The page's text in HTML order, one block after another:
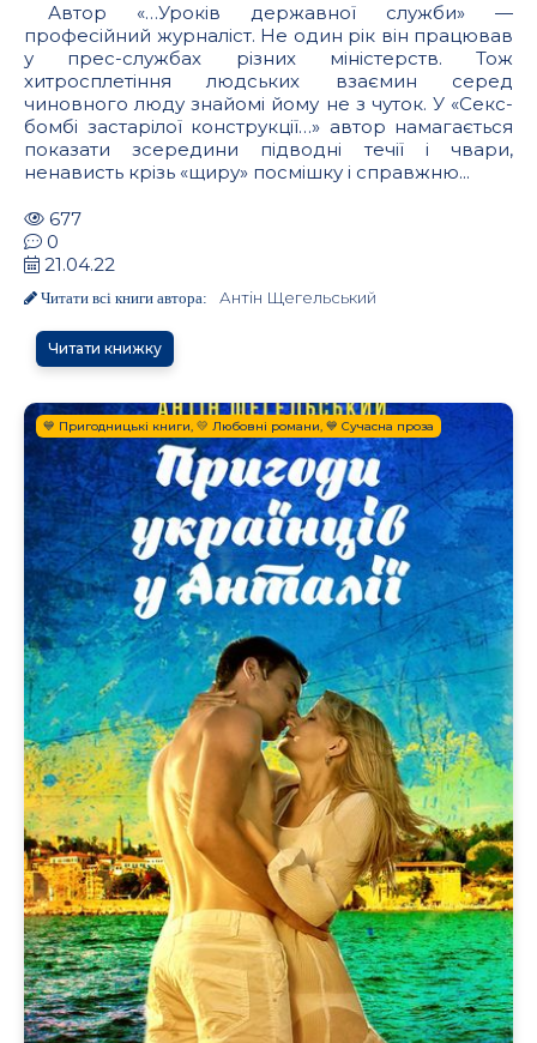
Автор «…Уроків державної служби» —
професійний журналіст. Не один рік він працював
у прес-службах різних міністерств. Тож
хитросплетіння людських взаємин серед
чиновного люду знайомі йому не з чуток. У «Секс-
бомбі застарілої конструкції…» автор намагається
показати зсередини підводні течії і чвари,
ненависть крізь «щиру» посмішку і справжню...
677
0
21.04.22
Читати всі книги автора: Антін Щегельський
Читати книжку
💙 Пригодницькі книги, 💛 Любовні романи, 💙 Сучасна проза